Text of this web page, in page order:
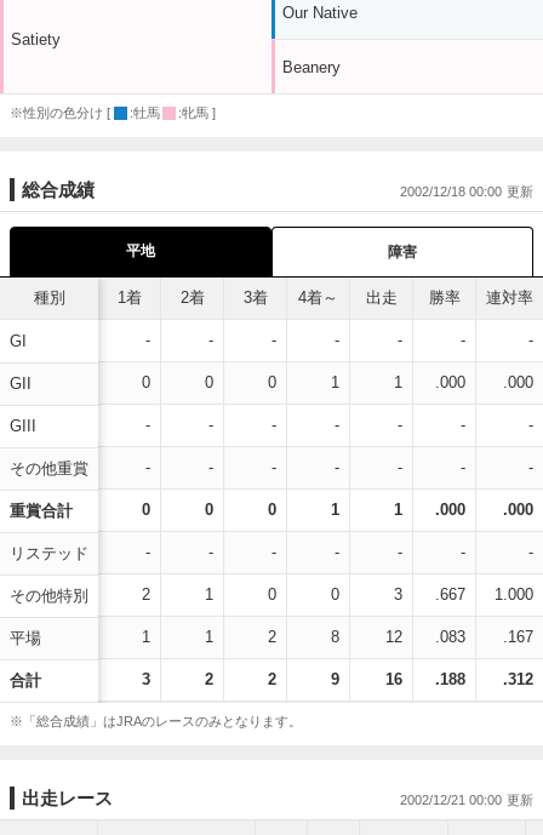
Satiety
Our Native
Beanery
※性別の色分け [ :牡馬 :牝馬 ]
総合成績 2002/12/18 00:00
平地 障害
種別
GI
GII
GIII
その他重賞
重賞合計
リステッド
その他特別
平場
合計
1着 2着 3着 4着～ 出走 勝率 連対率
- - - - - - -
0 0 0 1 1 .000 .000
- - - - - - -
- - - - - - -
0 0 0 1 1 .000 .000
- - - - - - -
2 1 0 0 3 .667 1.000
1 1 2 8 12 .083 .167
3 2 2 9 16 .188 .312
※「総合成績」はJRAのレースのみとなります。
出走レース 2002/12/21 00:00